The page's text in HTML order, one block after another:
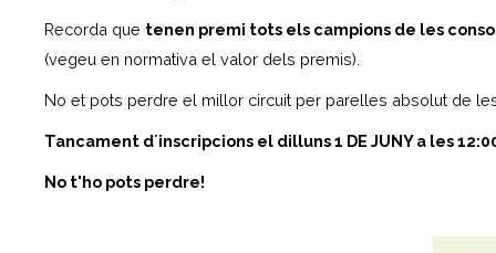
Recorda que tenen premi tots els campions de les
(vegeu en normativa el valor dels premis).
No et pots perdre el millor circuit per parelles absolut de
Tancament d´inscripcions el dilluns 1 DE JUNY a les
No t'ho pots perdre!